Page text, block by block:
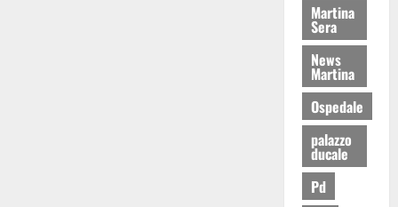
Martina
Sera
News
Martina
Ospedale
palazzo
ducale
Pd